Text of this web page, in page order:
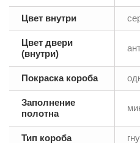
Цвет внутри
Цвет двери
(внутри)
Покраска короба
Заполнение
полотна
Тип короба